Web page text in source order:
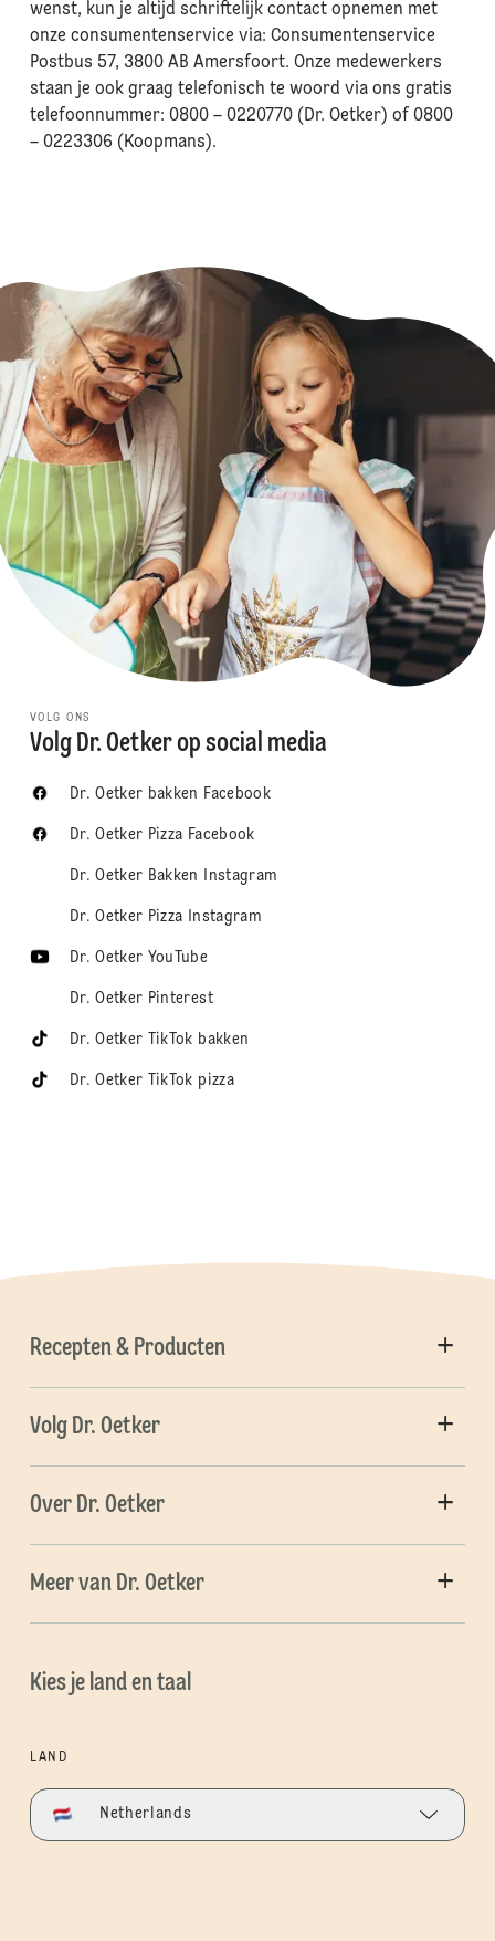
wenst, kun je altijd schriftelijk contact opnemen met
onze consumentenservice via: Consumentenservice
Postbus 57, 3800 AB Amersfoort. Onze medewerkers
staan je ook graag telefonisch te woord via ons gratis
telefoonnummer: 0800 – 0220770 (Dr. Oetker) of 0800
– 0223306 (Koopmans).
VOLG ONS
Volg Dr. Oetker op social media
Dr. Oetker bakken Facebook
Dr. Oetker Pizza Facebook
Dr. Oetker Bakken Instagram
Dr. Oetker Pizza Instagram
Dr. Oetker YouTube
Dr. Oetker Pinterest
Dr. Oetker TikTok bakken
Dr. Oetker TikTok pizza
Recepten & Producten
Volg Dr. Oetker
Over Dr. Oetker
Meer van Dr. Oetker
Kies je land en taal
LAND
Netherlands